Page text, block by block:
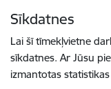
Sīkdatnes
Lai šī tīmekļvietne
sīkdatnes. Ar Jūsu
izmantotas